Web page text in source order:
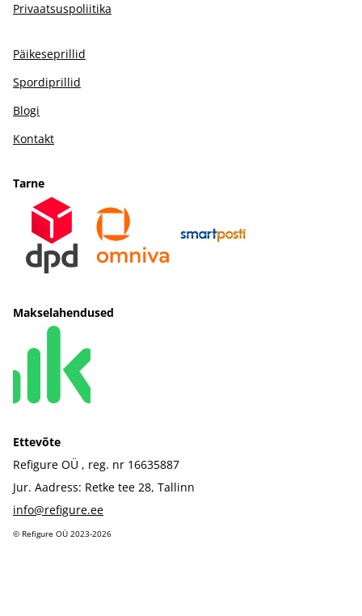
Privaatsuspoliitika
Päikeseprillid
Spordiprillid
Blogi
Kontakt
Tarne
Makselahendused
Ettevõte
Refigure OÜ , reg. nr 16635887
Jur. Aadress: Retke tee 28, Tallinn
info@refigure.ee
©️ Refigure OÜ 2023-2026